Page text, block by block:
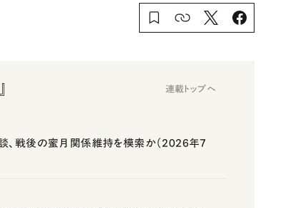
連載トップへ
、戦後の蜜月関係維持を模索か（2026年7